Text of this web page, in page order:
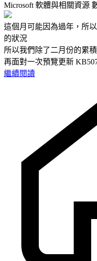
Microsoft 軟體與相關資源
這個月可能因為過年，所
的狀況
所以我們除了二月份的累
再面對一次預覽更新
繼續閱讀